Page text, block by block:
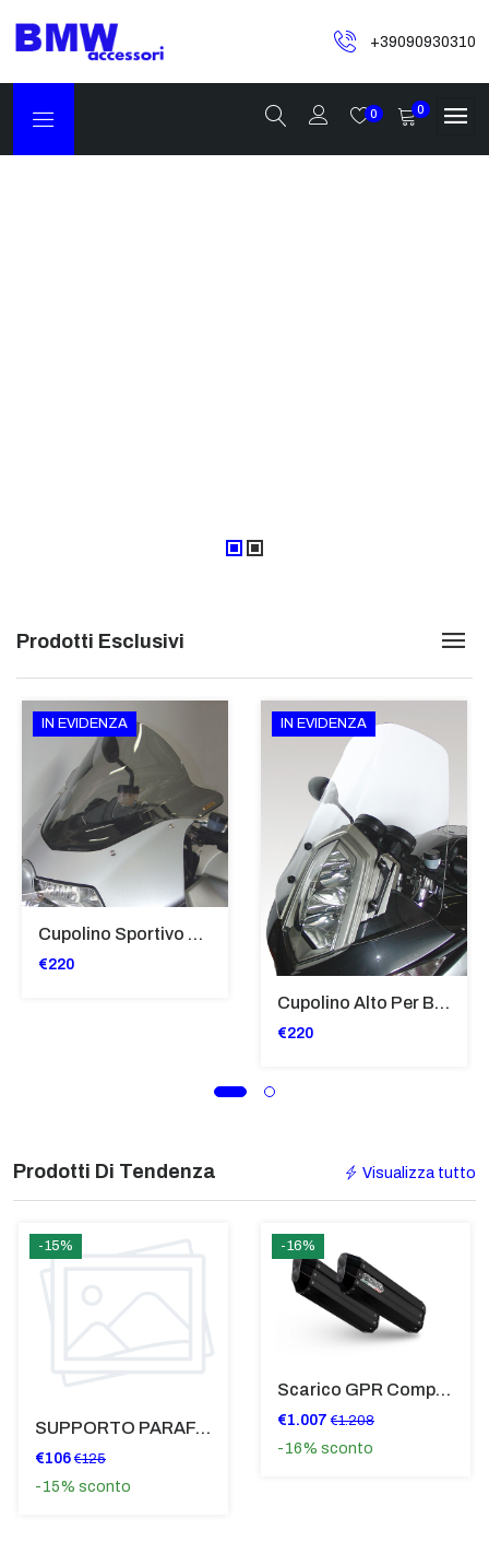
+39090930310
0 0
Prodotti Esclusivi
IN EVIDENZA
Cupolino Sportivo Per Bmw K 1200 R Sport 2005-07 TRASPARENTE - Sc967-T
€220
IN EVIDENZA
Cupolino Alto Per Bmw R 1200 St 2004 - 2007 TRASPARENTE - Sc950-T
€220
Prodotti Di Tendenza Visualizza tutto
-15%
SUPPORTO PARAFANGO POSTERIORE BMW F900XR
€106 €125
-15% sconto
-16%
Scarico GPR Compatibile Con Bmw K 1600 Gt 2017-2021 - Hyper Sonic Black Titanium
€1.007 €1.208
-16% sconto